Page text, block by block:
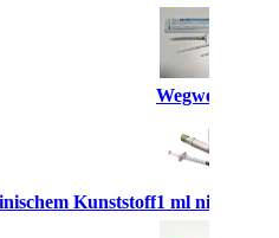
Kunststoff1 ml nicht